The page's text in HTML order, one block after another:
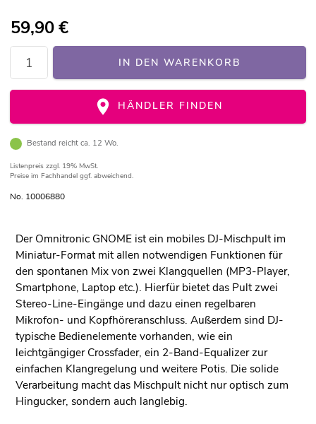
59,90€
IN DEN WARENKORB
HÄNDLER FINDEN
Bestand reicht ca. 12 Wo.
Listenpreis zzgl. 19% MwSt.
Preise im Fachhandel ggf. abweichend.
No. 10006880
Der Omnitronic GNOME ist ein mobiles DJ-Mischpult im
Miniatur-Format mit allen notwendigen Funktionen für
den spontanen Mix von zwei Klangquellen (MP3-Player,
Smartphone, Laptop etc.). Hierfür bietet das Pult zwei
Stereo-Line-Eingänge und dazu einen regelbaren
Mikrofon- und Kopfhöreranschluss. Außerdem sind DJ-
typische Bedienelemente vorhanden, wie ein
leichtgängiger Crossfader, ein 2-Band-Equalizer zur
einfachen Klangregelung und weitere Potis. Die solide
Verarbeitung macht das Mischpult nicht nur optisch zum
Hingucker, sondern auch langlebig.